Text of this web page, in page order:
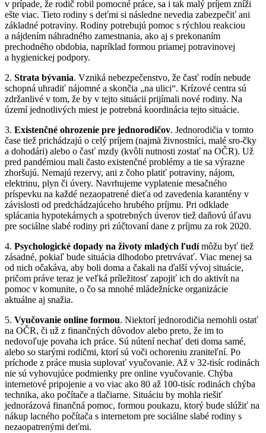
v prípade, že rodič robil pomocné práce, sa i tak malý príjem zníži
ešte viac. Tieto rodiny s deťmi si následne nevedia zabezpečiť ani
základné potraviny. Rodiny potrebujú pomoc s rýchlou reakciou
a nájdením náhradného zamestnania, ako aj s prekonaním
prechodného obdobia, napríklad formou priamej potravinovej
a hygienickej podpory.
2. Strata bývania. Vzniká nebezpečenstvo, že časť rodín nebude
schopná uhradiť nájomné a skončia „na ulici“. Krízové centra sú
zdržanlivé v tom, že by v tejto situácii prijímali nové rodiny. Na
území jednotlivých miest je potrebná koordinácia tejto situácie.
3. Existenčné ohrozenie pre jednorodičov. Jednorodičia v tomto
čase tiež prichádzajú o celý príjem (najmä živnostníci, malé sro-čky
a dohodári) alebo o časť mzdy (kvôli nutnosti zostať na OČR). Už
pred pandémiou mali často existenčné problémy a tie sa výrazne
zhoršujú. Nemajú rezervy, ani z čoho platiť potraviny, nájom,
elektrinu, plyn či úvery. Navrhujeme vyplatenie mesačného
príspevku na každé nezaopatrené dieťa od zavedenia karantény v
závislosti od predchádzajúceho hrubého príjmu. Pri odklade
splácania hypotekárnych a spotrebných úverov tiež daňovú úľavu
pre sociálne slabé rodiny pri zúčtovaní dane z príjmu za rok 2020.
4. Psychologické dopady na životy mladých ľudímôžu byť tiež
zásadné, pokiaľ bude situácia dlhodobo pretrvávať. Viac menej sa
od nich očakáva, aby boli doma a čakali na ďalší vývoj situácie,
pričom práve teraz je veľká príležitosť zapojiť ich do aktivít na
pomoc v komunite, o čo sa mnohé mládežnícke organizácie
aktuálne aj snažia.
5. Vyučovanie online formou. Niektorí jednorodičia nemohli ostať
na OČR, či už z finančných dôvodov alebo preto, že im to
nedovoľuje povaha ich práce. Sú nútení nechať deti doma samé,
alebo so starými rodičmi, ktorí sú voči ochoreniu zraniteľní. Po
príchode z práce musia suplovať vyučovanie. Až v 32-tisíc rodinách
nie sú vyhovujúce podmienky pre online vyučovanie. Chýba
internetové pripojenie a vo viac ako 80 až 100-tisíc rodinách chýba
technika, ako počítače a tlačiarne. Situáciu by mohla riešiť
jednorázová finančná pomoc, formou poukazu, ktorý bude slúžiť na
nákup lacného počítača s internetom pre sociálne slabé rodiny s
nezaopatrenými deťmi.